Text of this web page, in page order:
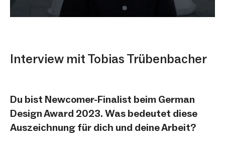
Interview mit Tobias Trübenbacher
Du bist Newcomer-Finalist beim German
Design Award 2023. Was bedeutet diese
Auszeichnung für dich und deine Arbeit?